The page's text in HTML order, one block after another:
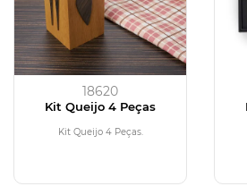
18620
Kit Queijo 4 Peças
Kit Queijo 4 Peças.